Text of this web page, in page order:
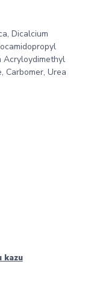
Dicalcium
Acryloydimethyl
Carbomer, Urea
kazu